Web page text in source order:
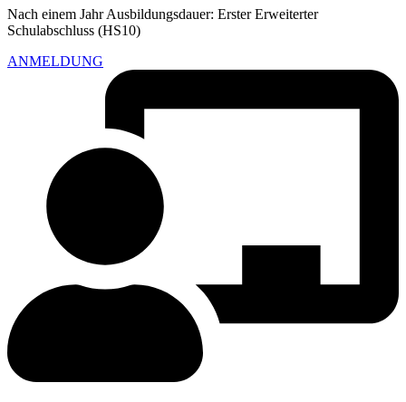
Nach einem Jahr Ausbildungsdauer: Erster Erweiterter
Schulabschluss (HS10)
ANMELDUNG